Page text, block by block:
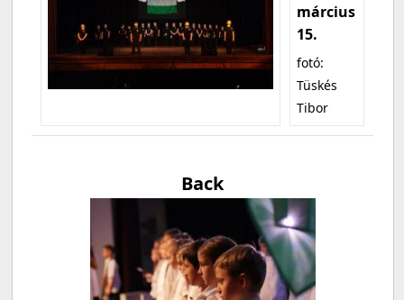
március
15.
fotó:
Tüskés
Tibor
Back